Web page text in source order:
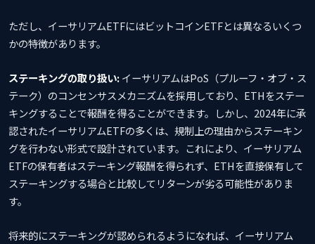
ただし、イーサリアムETFにはビットコインETFとは異なるいくつ
かの特徴があります。
ステーキングの取り扱い:イーサリアムはPoS（プルーフ・オブ・ス
テーク）のコンセンサスメカニズムを採用しており、ETHをステー
キングすることで報酬を得ることができます。しかし、2024年に承
認されたイーサリアムETFの多くは、規制上の理由からステーキン
グを行わない形式で設計されています。これにより、イーサリアム
ETFの保有者はステーキング報酬を得られず、ETHを直接保有して
ステーキングする場合と比較してリターンが劣る可能性がありま
す。
将来的にステーキングが認められるようになれば、イーサリアム